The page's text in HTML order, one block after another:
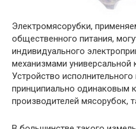
Электромясорубки,
общественного питания,
индивидуального
механизмами универсальной
Устройство
принципиально одинаковым
производителей мясорубок,